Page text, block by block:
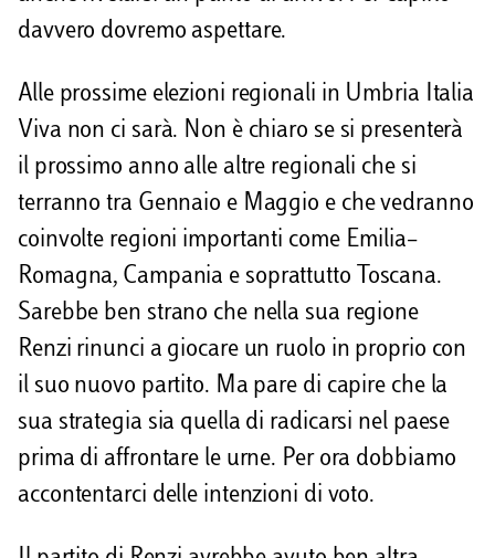
davvero dovremo aspettare.
Alle prossime elezioni regionali in Umbria Italia
Viva non ci sarà. Non è chiaro se si presenterà
il prossimo anno alle altre regionali che si
terranno tra Gennaio e Maggio e che vedranno
coinvolte regioni importanti come Emilia–
Romagna, Campania e soprattutto Toscana.
Sarebbe ben strano che nella sua regione
Renzi rinunci a giocare un ruolo in proprio con
il suo nuovo partito. Ma pare di capire che la
sua strategia sia quella di radicarsi nel paese
prima di affrontare le urne. Per ora dobbiamo
accontentarci delle intenzioni di voto.